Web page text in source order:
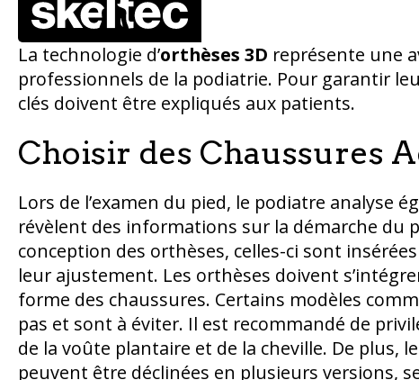
La technologie d’orthèses 3D représente une
professionnels de la podiatrie. Pour garantir
clés doivent être expliqués aux patients.
Choisir des Chaussures
Lors de l’examen du pied, le podiatre analyse
révèlent des informations sur la démarche du
conception des orthèses, celles-ci sont
leur ajustement. Les orthèses doivent
forme des chaussures. Certains modèles
pas et sont à éviter. Il est recommandé de
de la voûte plantaire et de la cheville. De plus,
peuvent être déclinées en plusieurs versions,